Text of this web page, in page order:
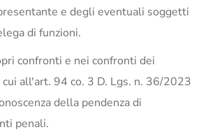
e degli eventuali soggetti
di funzioni.
confronti e nei confronti dei
all'art. 94 co. 3 D. Lgs. n. 36/2023
della pendenza di
penali.